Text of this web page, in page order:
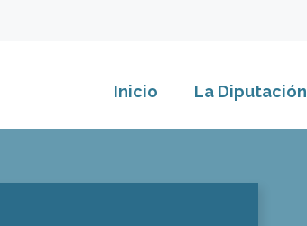
Inicio La Diputación